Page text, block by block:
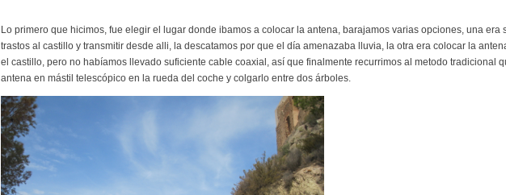
Lo primero que hicimos, fue elegir el lugar donde ibamos a colocar la antena, barajamos varias opciones, una era
trastos al castillo y transmitir desde alli, la descatamos por que el día amenazaba lluvia, la otra era colocar la
el castillo, pero no habíamos llevado suficiente cable coaxial, así que finalmente recurrimos al metodo tradicional
antena en mástil telescópico en la rueda del coche y colgarlo entre dos árboles.